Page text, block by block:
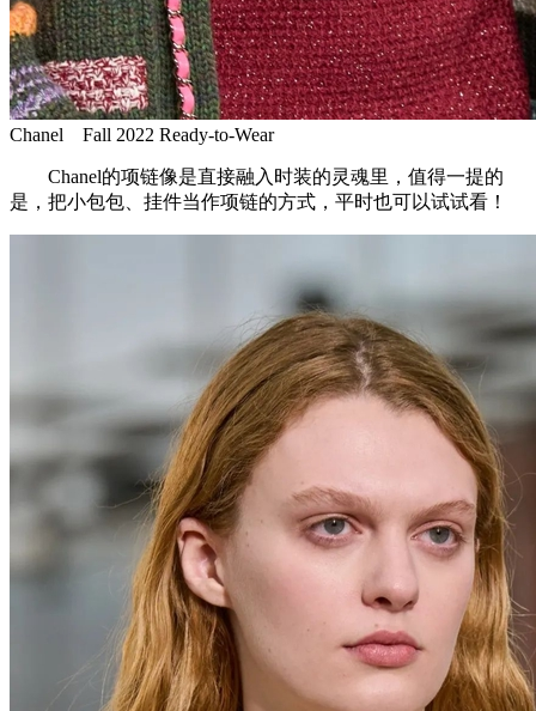
Chanel Fall 2022 Ready-to-Wear
Chanel的项链像是直接融入时装的灵魂里，值得一提的
是，把小包包、挂件当作项链的方式，平时也可以试试看！